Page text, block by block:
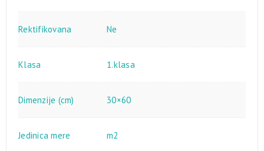
Rektifikovana Ne
Klasa 1.klasa
Dimenzije (cm) 30×60
Jedinica mere m2